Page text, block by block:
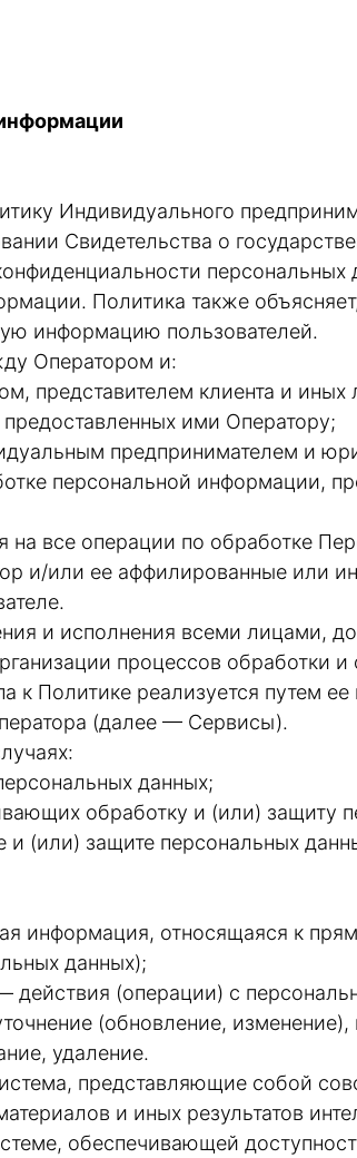
Индивидуального
Свидетельства о
Политика также
информацию пользователей.
Оператором и:
представителем клиента и
ими Оператору;
предпринимателем и
персональной информации,
на все операции по обработке
и/или ее аффилированные или
и исполнения всеми лицами,
процессов обработки и
к Политике реализуется путем
(далее — Сервисы).
данных;
обработку и (или) защиту
и (или) защите персональных
информация, относящаяся к
данных);
действия (операции) с
(обновление,
удаление.
представляющие собой
и иных результатов
обеспечивающей